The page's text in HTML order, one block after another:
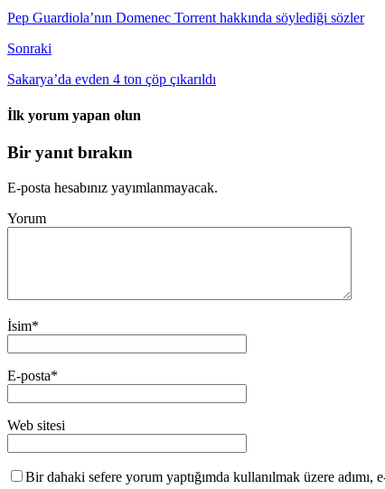
Pep Guardiola’nın Domenec Torrent hakkında söylediği sözler
Sonraki
Sakarya’da evden 4 ton çöp çıkarıldı
İlk yorum yapan olun
Bir yanıt bırakın
E-posta hesabınız yayımlanmayacak.
Yorum
İsim*
E-posta*
Web sitesi
Bir dahaki sefere yorum yaptığımda kullanılmak üzere